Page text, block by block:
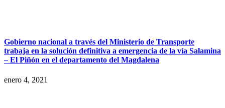
Gobierno nacional a través del Ministerio de Transporte
trabaja en la solución definitiva a emergencia de la vía Salamina
– El Piñón en el departamento del Magdalena
enero 4, 2021